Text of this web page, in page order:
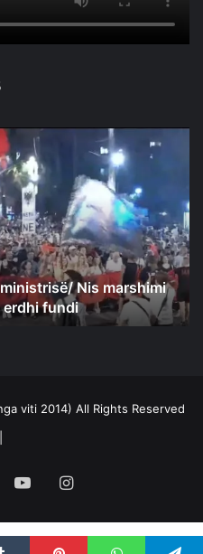
Nis marshimi
fundi
viti 2014) All Rights Reserved
YouTubeInstagram